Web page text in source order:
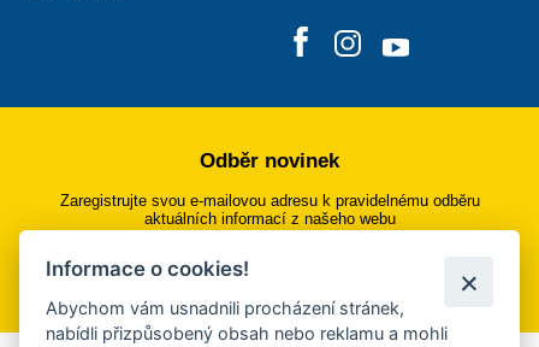
Odběr novinek
Zaregistrujte svou e-mailovou adresu k pravidelnému odběru
aktuálních informací z našeho webu
Přihlásit se k odběru
Informace o cookies!
Abychom vám usnadnili procházení stránek,
nabídli přizpůsobený obsah nebo reklamu a mohli